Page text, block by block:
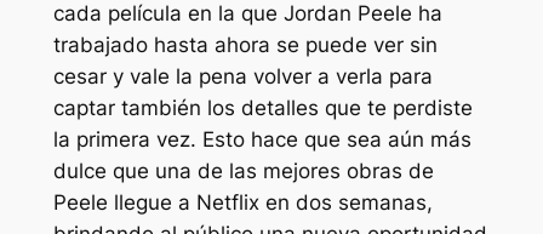
cada película en la que Jordan Peele ha
trabajado hasta ahora se puede ver sin
cesar y vale la pena volver a verla para
captar también los detalles que te perdiste
la primera vez. Esto hace que sea aún más
dulce que una de las mejores obras de
Peele llegue a Netflix en dos semanas,